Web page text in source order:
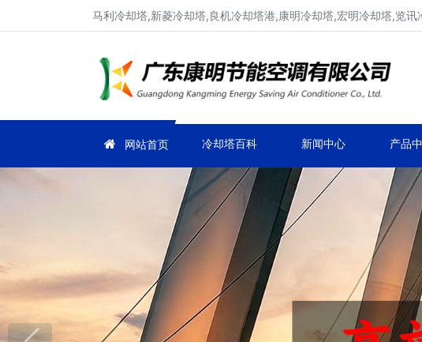
马利冷却塔,新菱冷却塔,良机冷却塔港,康明冷却塔,宏明冷却塔,览
网站首页 冷却塔百科 新闻中心 产品